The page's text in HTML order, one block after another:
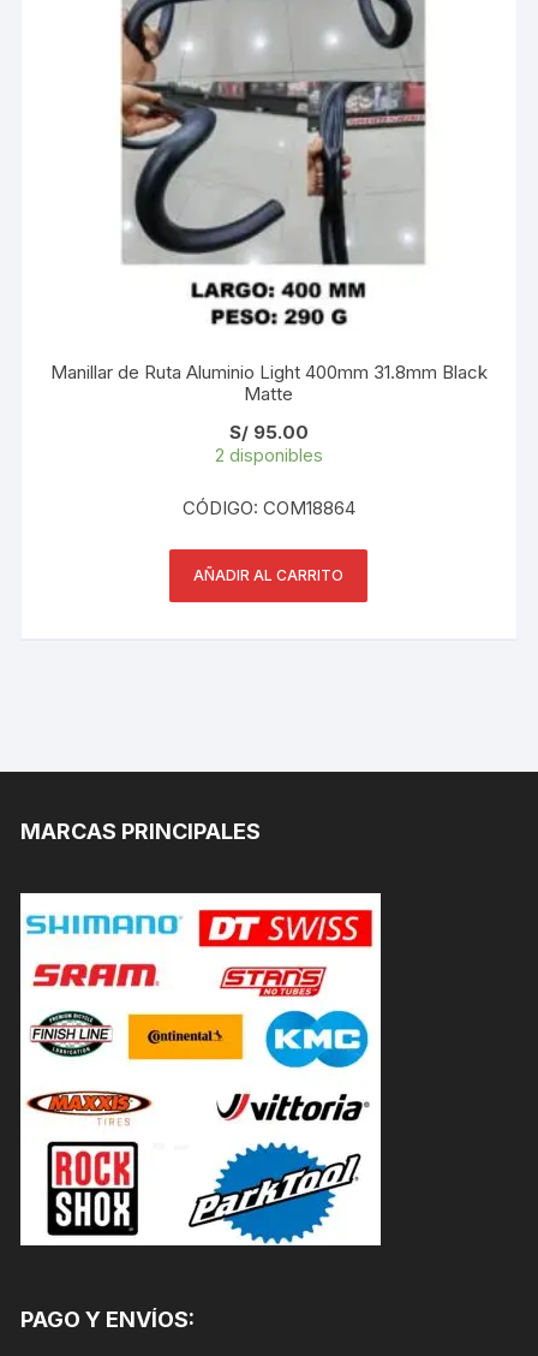
Manillar de Ruta Aluminio Light 400mm 31.8mm Black
Matte
S/95.00
2 disponibles
CÓDIGO: COM18864
AÑADIR AL CARRITO
MARCAS PRINCIPALES
PAGO Y ENVÍOS: